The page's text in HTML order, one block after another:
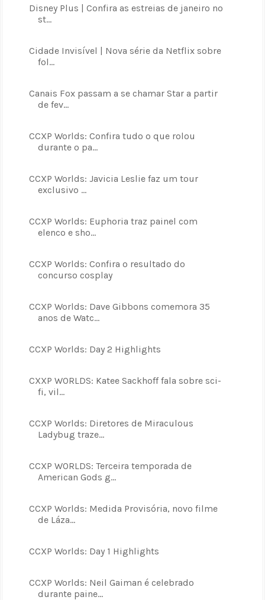
Disney Plus | Confira as estreias de janeiro no
st...
Cidade Invisível | Nova série da Netflix sobre
fol...
Canais Fox passam a se chamar Star a partir
de fev...
CCXP Worlds: Confira tudo o que rolou
durante o pa...
CCXP Worlds: Javicia Leslie faz um tour
exclusivo ...
CCXP Worlds: Euphoria traz painel com
elenco e sho...
CCXP Worlds: Confira o resultado do
concurso cosplay
CCXP Worlds: Dave Gibbons comemora 35
anos de Watc...
CCXP Worlds: Day 2 Highlights
CXXP WORLDS: Katee Sackhoff fala sobre sci-
fi, vil...
CCXP Worlds: Diretores de Miraculous
Ladybug traze...
CCXP WORLDS: Terceira temporada de
American Gods g...
CCXP Worlds: Medida Provisória, novo filme
de Láza...
CCXP Worlds: Day 1 Highlights
CCXP Worlds: Neil Gaiman é celebrado
durante paine...